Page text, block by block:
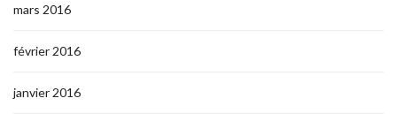
mars 2016
février 2016
janvier 2016